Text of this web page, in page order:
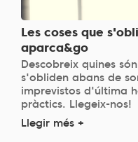
Les coses que
aparca&go
Descobreix quines
s'obliden abans de
imprevistos d'última
pràctics. Llegeix-nos!
Llegir més +